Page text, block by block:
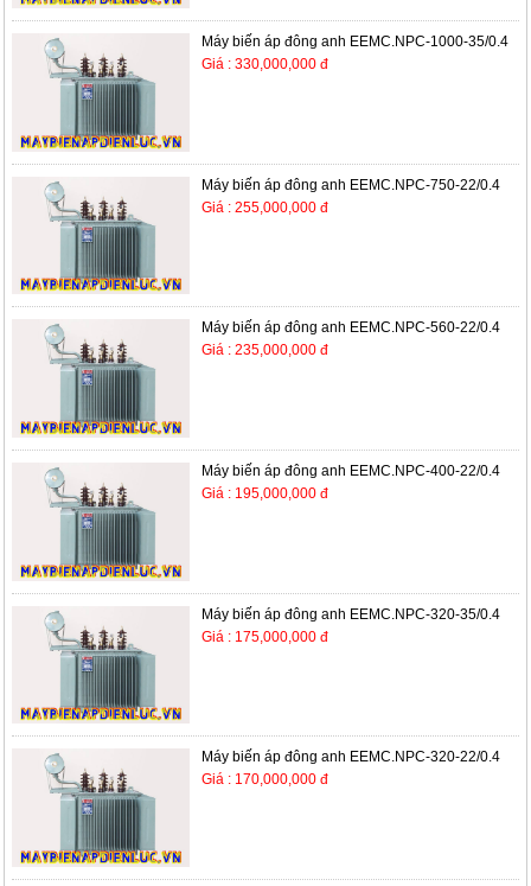
Máy biến áp đông anh EEMC.NPC-1000-35/0.4
Giá : 330,000,000 đ
Máy biến áp đông anh EEMC.NPC-750-22/0.4
Giá : 255,000,000 đ
Máy biến áp đông anh EEMC.NPC-560-22/0.4
Giá : 235,000,000 đ
Máy biến áp đông anh EEMC.NPC-400-22/0.4
Giá : 195,000,000 đ
Máy biến áp đông anh EEMC.NPC-320-35/0.4
Giá : 175,000,000 đ
Máy biến áp đông anh EEMC.NPC-320-22/0.4
Giá : 170,000,000 đ